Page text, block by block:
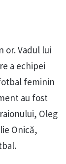
or. Vadul lui
a echipei
feminin
au fost
Oleg
Onică,